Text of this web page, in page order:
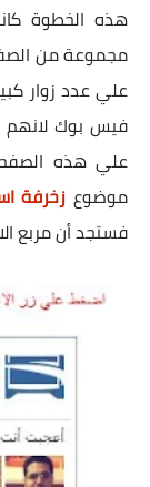
هذه الخطوة
مجموعة من
علي عدد زوار
فيس بوك لانهم
علي هذه
موضوع زخرفة
فستجد أن مربع